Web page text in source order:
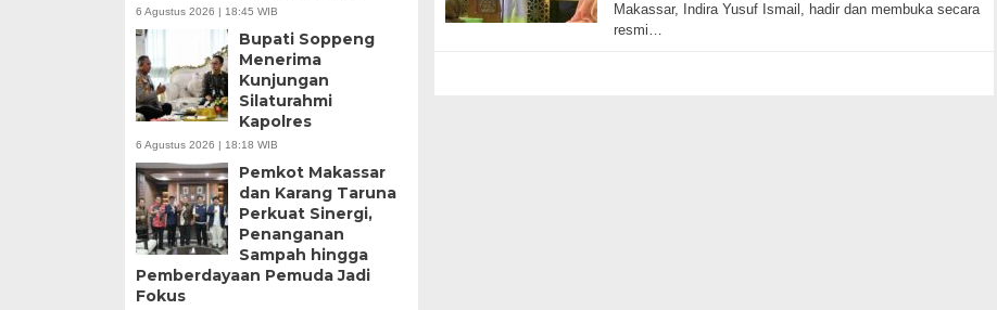
6 Agustus 2026 | 18:45 WIB
Bupati Soppeng
Menerima
Kunjungan
Silaturahmi
Kapolres
6 Agustus 2026 | 18:18 WIB
Pemkot Makassar
dan Karang Taruna
Perkuat Sinergi,
Penanganan
Sampah hingga
Pemberdayaan Pemuda Jadi
Fokus
Makassar, Indira Yusuf Ismail, hadir dan membuka secara
resmi…